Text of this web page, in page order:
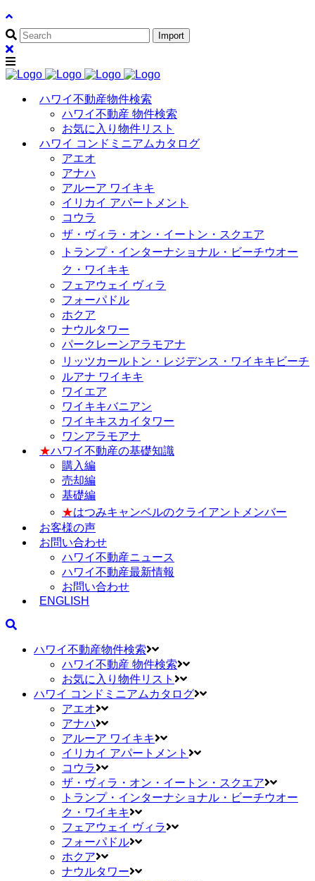
ハワイ不動産物件検索
ハワイ不動産 物件検索
お気に入り物件リスト
ハワイ コンドミニアムカタログ
アエオ
アナハ
アルーア ワイキキ
イリカイ アパートメント
コウラ
ザ・ヴィラ・オン・イートン・スクエア
トランプ・インターナショナル・ビーチウオー
ク・ワイキキ
フェアウェイ ヴィラ
フォーパドル
ホクア
ナウルタワー
パークレーンアラモアナ
リッツカールトン・レジデンス・ワイキキビーチ
ルアナ ワイキキ
ワイエア
ワイキキバニアン
ワイキキスカイタワー
ワンアラモアナ
★ハワイ不動産の基礎知識
購入編
売却編
基礎編
★はつみキャンベルのクライアントメンバー
お客様の声
お問い合わせ
ハワイ不動産ニュース
ハワイ不動産最新情報
お問い合わせ
ENGLISH
ハワイ不動産物件検索
ハワイ不動産 物件検索
お気に入り物件リスト
ハワイ コンドミニアムカタログ
アエオ
アナハ
アルーア ワイキキ
イリカイ アパートメント
コウラ
ザ・ヴィラ・オン・イートン・スクエア
トランプ・インターナショナル・ビーチウオー
ク・ワイキキ
フェアウェイ ヴィラ
フォーパドル
ホクア
ナウルタワー